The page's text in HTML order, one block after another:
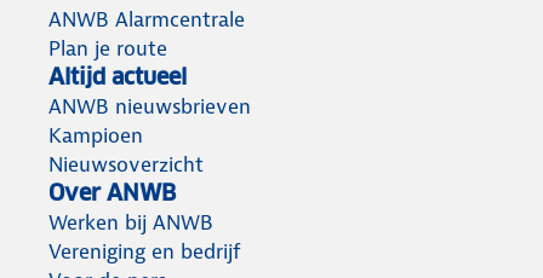
ANWB Alarmcentrale
Plan je route
Altijd actueel
ANWB nieuwsbrieven
Kampioen
Nieuwsoverzicht
Over ANWB
Werken bij ANWB
Vereniging en bedrijf